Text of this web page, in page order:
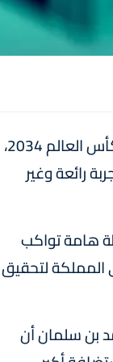
أعلن الاتحاد السعودي لكرة القدم، اليوم الأربعاء، نية السعودية الترشح لاستضافة بطولة كأس العالم 2034،
رائعة وغير
هامة تواكب
لتحقيق
بن سلمان أن